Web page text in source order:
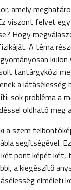
amely
viszont felvet
Hogy
A téma
tantárgyközi
a látásélesség
sok probléma a
oldható meg
a szem
segítségével.
pont képét két,
a kiegészítő
elméleti